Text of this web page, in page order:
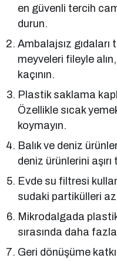
en güvenli tercih
durun.
Ambalajsız
meyveleri fileyle
kaçının.
Plastik saklama
Özellikle sıcak
koymayın.
Balık ve deniz
deniz ürünlerini
Evde su filtresi
sudaki partikülleri
Mikrodalgada
sırasında daha
Geri dönüşüme katkı